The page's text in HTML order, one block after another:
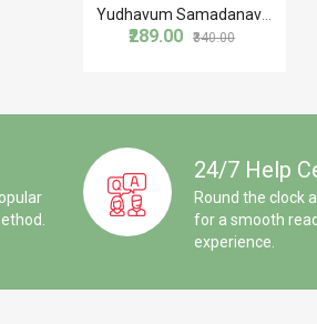
₹289.00 ₹340.00
24/7 Help
Round the clock
for a smooth
experience.